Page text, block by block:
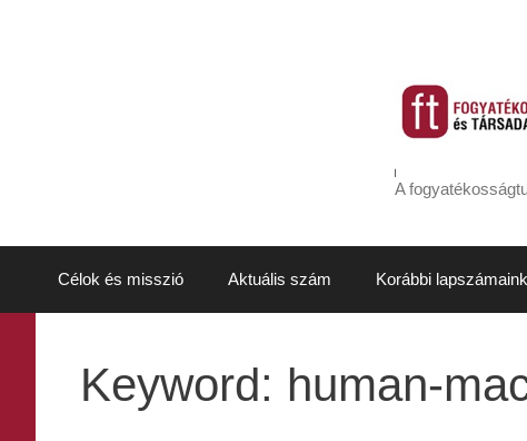
A
Célok és misszió Aktuális szám Korábbi lapszámaink
Keyword: human-